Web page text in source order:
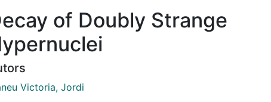
of Doubly Strange
Victoria, Jordi